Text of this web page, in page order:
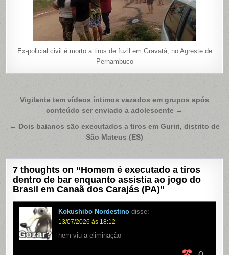
Ex-policial civil é morto a tiros de fuzil em Gravatá, no Agreste de
Pernambuco
Navegação
Post
Vigilante tem vídeos íntimos vazados em grupos após
conteúdo ser enviado a adolescente →
← Dois baianos são executados a tiros em Guriri, distrito de
São Mateus (ES)
7 thoughts on “Homem é executado a tiros
dentro de bar enquanto assistia ao jogo do
Brasil em Canaã dos Carajás (PA)”
Kokushibo Nordestino disse:
13/07/2026 às 18:12
nem viu a eliminação